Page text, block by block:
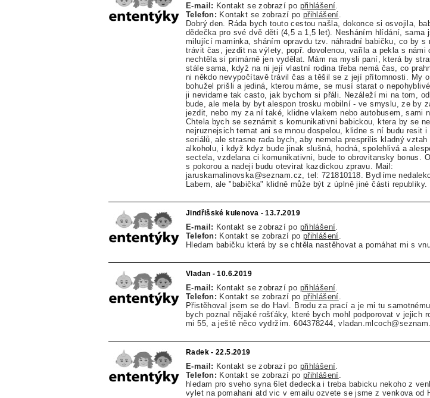
E-mail: Kontakt se zobrazí po přihlášení
Telefon: Kontakt se zobrazí po přihlášení
Dobrý den. Ráda bych touto cestou našla, dokonce si osvojila,
dědečka pro své dvě děti (4,5 a 1,5 let). Nesháním hlídání, sama
milující maminka, sháním opravdu tzv. náhradní babičku, co by s
trávit čas, jezdit na výlety, popř. dovolenou, vařila a pekla s námi
nechtěla si primárně jen vydělat. Mám na mysli paní, která by
stále sama, když na ni její vlastní rodina třeba nemá čas, co
ni někdo nevypočítavě trávil čas a těšil se z její přítomnosti. My
bohužel prišli a jediná, kterou máme, se musí starat o
ji nevidame tak casto, jak bychom si přáli. Nezáleží mi na tom,
bude, ale mela by byt alespon trosku mobilní - ve smyslu, ze by
jezdit, nebo my za ní také, klidne vlakem nebo autobusem, sami
Chtela bych se seznámit s komunikativni babickou, ktera by se
nejruznejsich temat ani se mnou dospelou, klidne s ní budu resit i
seriálů, ale strasne rada bych, aby nemela presprilis kladný vztah
alkoholu, i když kdyz bude jinak slušná, hodná, spolehlivá a
sectela, vzdelana ci komunikativni, bude to obrovitansky bonus.
s pokorou a nadeji budu otevirat kazdickou zpravu. Mail:
jaruskamalinovska@seznam.cz, tel: 721810118. Bydlíme
Labem, ale "babička" klidně může být z úplně jiné části republiky.
Jindřišské kulenova - 13.7.2019
E-mail: Kontakt se zobrazí po přihlášení
Telefon: Kontakt se zobrazí po přihlášení
Hledam babičku která by se chtěla nastěhovat a pomáhat mi s
Vladan - 10.6.2019
E-mail: Kontakt se zobrazí po přihlášení
Telefon: Kontakt se zobrazí po přihlášení
Přistěhoval jsem se do Havl. Brodu za prací a je mi tu
bych poznal nějaké rošťáky, které bych mohl podporovat v jejich
mi 55, a ještě něco vydržím. 604378244,
Radek - 22.5.2019
E-mail: Kontakt se zobrazí po přihlášení
Telefon: Kontakt se zobrazí po přihlášení
hledam pro sveho syna 6let dedecka i treba babicku nekoho z
vylet na pomahani atd vic v emailu ozvete se jsme z venkova od